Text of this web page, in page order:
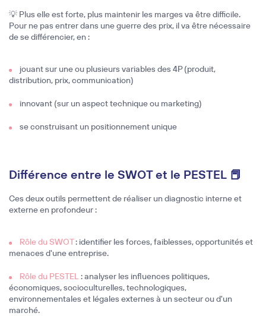
💡 Plus elle est forte, plus maintenir les marges va être difficile.
Pour ne pas entrer dans une guerre des prix, il va être nécessaire
de se différencier, en :
jouant sur une ou plusieurs variables des 4P (produit,
distribution, prix, communication)
innovant (sur un aspect technique ou marketing)
se construisant un positionnement unique
Différence entre le SWOT et le PESTEL 📕
Ces deux outils permettent de réaliser un diagnostic interne et
externe en profondeur :
Rôle du SWOT: identifier les forces, faiblesses, opportunités et
menaces d'une entreprise.
Rôle du PESTEL: analyser les influences politiques,
économiques, socioculturelles, technologiques,
environnementales et légales externes à un secteur ou d'un
marché.